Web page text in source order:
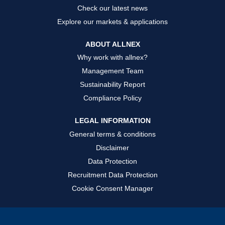
е
.
е
.
Check our latest news
Explore our markets & applications
ABOUT ALLNEX
Why work with allnex?
Management Team
Sustainability Report
Compliance Policy
LEGAL INFORMATION
General terms & conditions
Disclaimer
Data Protection
Recruitment Data Protection
Cookie Consent Manager